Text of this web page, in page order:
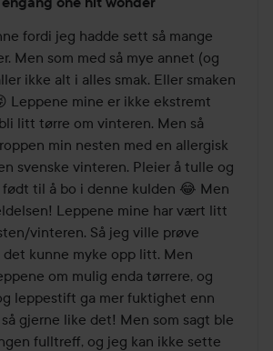
fordi jeg hadde sett så mange
Men som med så mye annet (og
ikke alt i alles smak. Eller smaken
Leppene mine er ikke ekstremt
litt tørre om vinteren. Men så
min nesten med en allergisk
svenske vinteren. Pleier å tulle og
født til å bo i denne kulden 😂 Men
Leppene mine har vært litt
vinteren. Så jeg ville prøve
kunne myke opp litt. Men
om mulig enda tørrere, og
leppestift ga mer fuktighet enn
gjerne like det! Men som sagt ble
fulltreff, og jeg kan ikke sette